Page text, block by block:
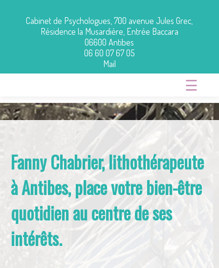
Cabinet de Psychologues, 700 avenue Jules Grec,
Résidence la Musardière, Entrée Baccara
06600 Antibes
06 60 07 67 05
Mail
☰
Fanny Chabrier, lithothérapeute
à Antibes, place votre bien-être
quotidien au centre de ses
intérêts.